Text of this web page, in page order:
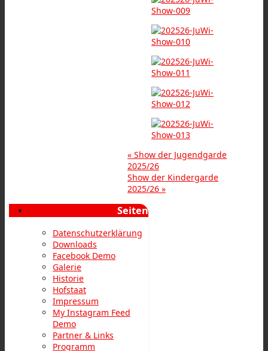
« Show der Jugendgarde
2025/26
Show der Kindergarde
2025/26 »
Seiten
Datenschutzerklärung
Downloads
Facebook Demo
Galerie
Historie
Hofstaat
Impressum
My Instagram Feed
Demo
Partner & Links
Programm